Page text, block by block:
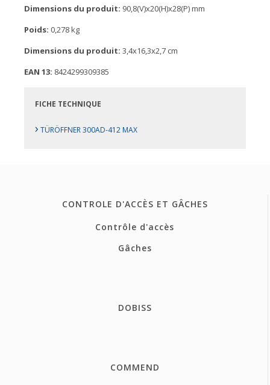
Dimensions du produit: 90,8(V)x20(H)x28(P) mm
Poids: 0,278 kg
Dimensions du produit: 3,4x16,3x2,7 cm
EAN 13: 8424299309385
FICHE TECHNIQUE
› TÜRÖFFNER 300AD-412 MAX
CONTROLE D'ACCÈS ET GÂCHES
Contrôle d'accès
Gâches
DOBISS
COMMEND